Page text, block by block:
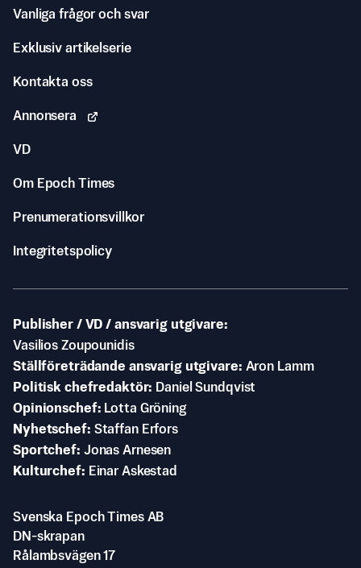
Vanliga frågor och svar
Exklusiv artikelserie
Kontakta oss
Annonsera
VD
Om Epoch Times
Prenumerationsvillkor
Integritetspolicy
Publisher / VD / ansvarig utgivare
Vasilios Zoupounidis
Ställföreträdande ansvarig utgivare Aron Lamm
Politisk chefredaktör
Daniel Sundqvist
Opinionschef
Lotta Gröning
Nyhetschef Staffan Erfors
Sportchef Jonas Arnesen
Kulturchef
Einar Askestad
Svenska Epoch Times AB
DN-skrapan
Rålambsvägen 17